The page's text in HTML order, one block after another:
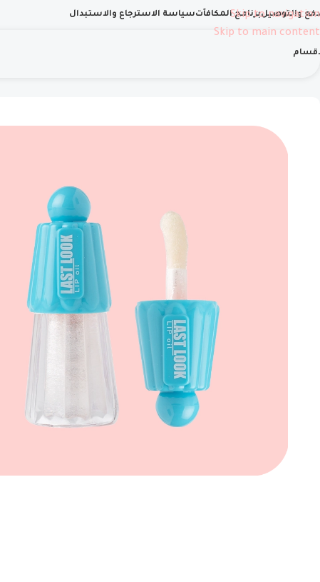
Skip to navigation
Skip to main content
والتوصيلبرنامج المكافآتسياسة الاسترجاع والاستبدال